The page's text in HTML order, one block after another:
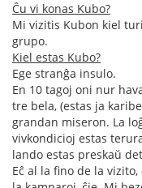
Ĉu vi konas Kubo?
Mi vizitis Kubon kiel
grupo.
Kiel estas Kubo?
Ege stranĝa insulo.
En 10 tagoj oni nur
tre bela, (estas ja
grandan miseron. La
vivkondicioj estas
lando estas preskaŭ
Eĉ al la fino de la